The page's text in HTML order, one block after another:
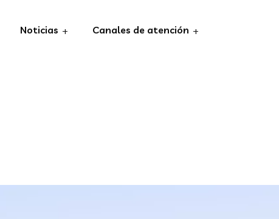
Noticias Canales de atención